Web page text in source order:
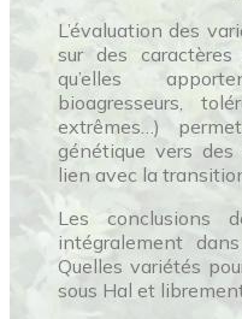
L’évaluation des
sur des
qu’elles
bioagresseurs,
extrêmes…)
génétique vers
lien avec la
Les conclusions
intégralement
Quelles variétés
sous Hal et